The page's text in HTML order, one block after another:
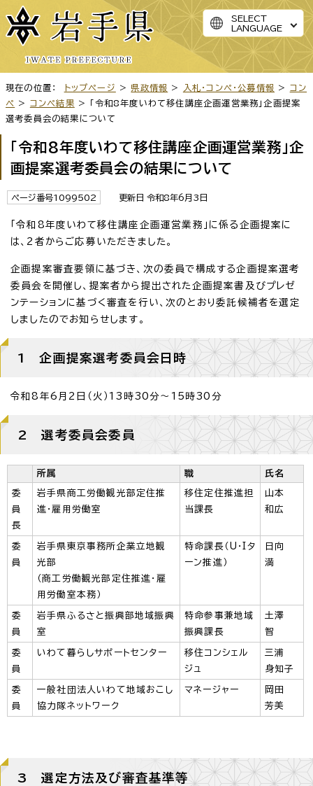
SELECT
LANGUAGE
現在の位置： トップページ > 県政情報 > 入札・コンペ・公募情報 > コン
ペ
> コンペ結果 > 「令和8年度いわて移住講座企画運営業務」企画提案
選考委員会の結果について
「令和8年度いわて移住講座企画運営業務」企
画提案選考委員会の結果について
ページ番号1099502 更新日 令和8年6月3日
「令和8年度いわて移住講座企画運営業務」に係る企画提案に
は、2者からご応募いただきました。
企画提案審査要領に基づき、次の委員で構成する企画提案選考
委員会を開催し、提案者から提出された企画提案書及びプレゼ
ンテーションに基づく審査を行い、次のとおり委託候補者を選定
しましたのでお知らせします。
1 企画提案選考委員会日時
令和8年6月2日（火）13時30分～15時30分
2 選考委員会委員
所属 職 氏名
委
員
長
岩手県商工労働観光部定住推
進・雇用労働室
移住定住推進担
当課長
山本
和広
委
員
岩手県東京事務所企業立地観
光部
（商工労働観光部定住推進・雇
用労働室本務）
特命課長（U・Iタ
ーン推進）
日向
満
委
員
岩手県ふるさと振興部地域振興
室
特命参事兼地域
振興課長
土澤
智
委
員
いわて暮らしサポートセンター
移住コンシェル
ジュ
三浦
身知子
委
員
一般社団法人いわて地域おこし
協力隊ネットワーク
マネージャー
岡田
芳美
3 選定方法及び審査基準等